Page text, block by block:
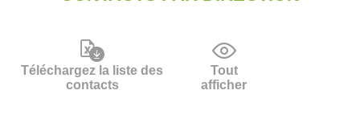
Téléchargez la liste des
contacts
Tout
afficher